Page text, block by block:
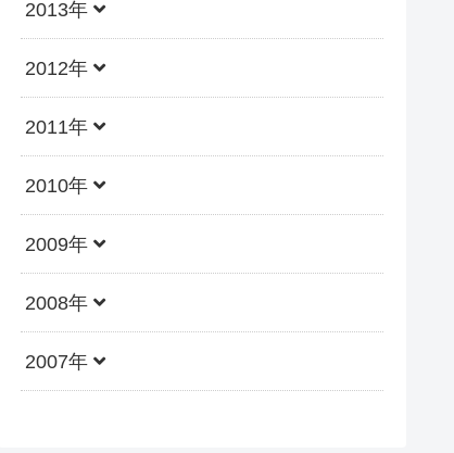
2013年
2012年
2011年
2010年
2009年
2008年
2007年